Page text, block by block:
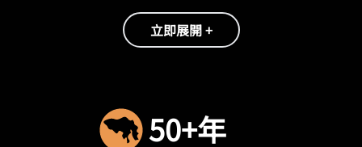
立即展開 +
50+年